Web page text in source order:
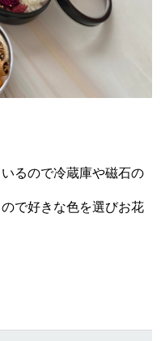
るので冷蔵庫や磁石の
で好きな色を選びお花